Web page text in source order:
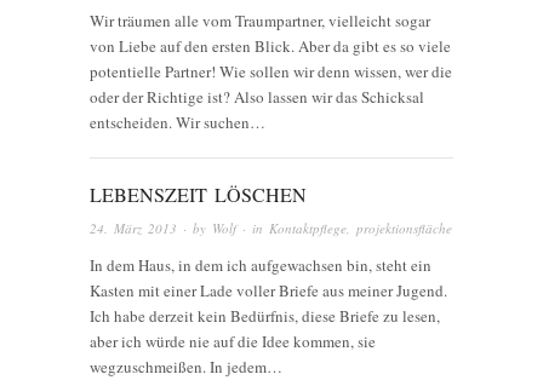
Wir träumen alle vom Traumpartner, vielleicht sogar
von Liebe auf den ersten Blick. Aber da gibt es so viele
potentielle Partner! Wie sollen wir denn wissen, wer die
oder der Richtige ist? Also lassen wir das Schicksal
entscheiden. Wir suchen…
LEBENSZEIT LÖSCHEN
24. März 2013 · by Wolf· in Kontaktpflege, projektionsfläche
In dem Haus, in dem ich aufgewachsen bin, steht ein
Kasten mit einer Lade voller Briefe aus meiner Jugend.
Ich habe derzeit kein Bedürfnis, diese Briefe zu lesen,
aber ich würde nie auf die Idee kommen, sie
wegzuschmeißen. In jedem…